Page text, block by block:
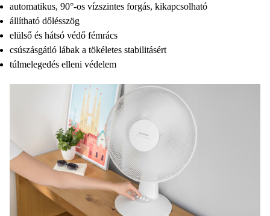
automatikus, 90°-os vízszintes forgás, kikapcsolható
állítható dőlésszög
elülső és hátsó védő fémrács
csúszásgátló lábak a tökéletes stabilitásért
túlmelegedés elleni védelem